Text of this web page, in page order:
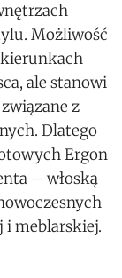
Możliwość
ale stanowi
z
Dlatego
Ergon
– włoską
i meblarskiej.